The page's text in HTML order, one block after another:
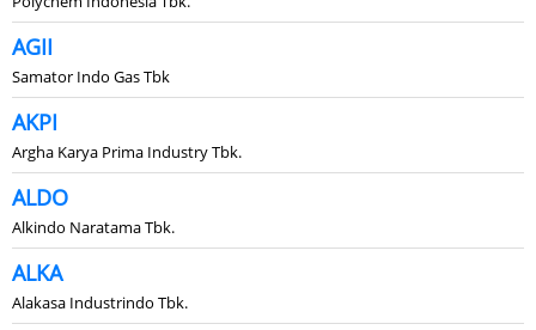
AGII
Samator Indo Gas Tbk
AKPI
Argha Karya Prima Industry Tbk.
ALDO
Alkindo Naratama Tbk.
ALKA
Alakasa Industrindo Tbk.